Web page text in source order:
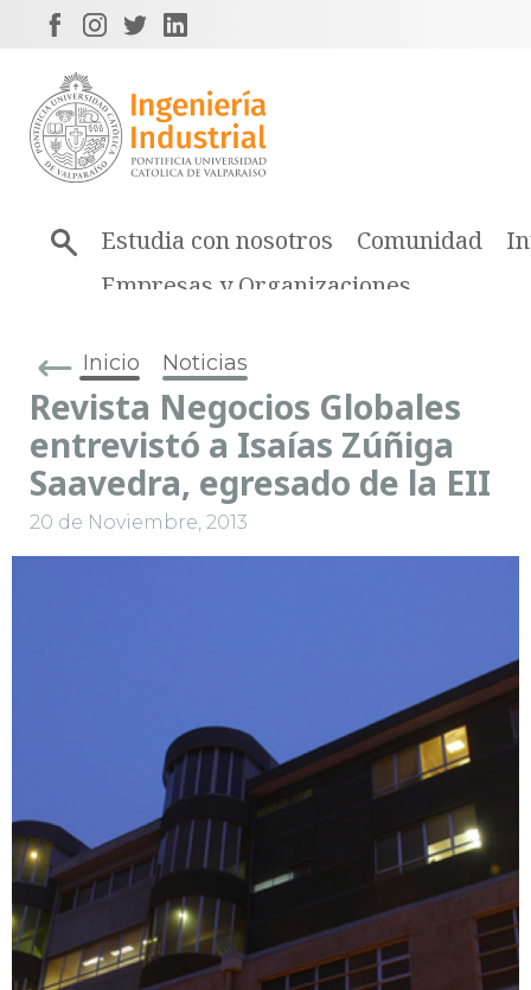
Estudia con nosotros Comunidad
Empresas y Organizaciones
Inicio Noticias
Revista Negocios Globales
entrevistó a Isaías Zúñiga
Saavedra, egresado de la EII
20 de Noviembre, 2013